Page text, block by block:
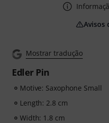
Mostrar tradução
Edler Pin
Motive: Saxophone Small
Length: 2.8 cm
Width: 1.8 cm
Avisos